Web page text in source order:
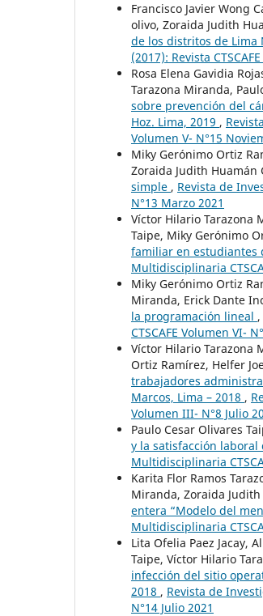
Francisco Javier Wong
olivo, Zoraida Judith
de los distritos de Lima
(2017): Revista
Rosa Elena Gavidia
Tarazona Miranda,
sobre prevención del
Hoz. Lima, 2019 ,
Volumen V- N°15
Miky Gerónimo Ortiz
Zoraida Judith Huamán
simple , Revista de
N°13 Marzo 2021
Víctor Hilario Tarazona
Taipe, Miky Gerónimo
familiar en estudiantes
Multidisciplinaria
Miky Gerónimo Ortiz
Miranda, Erick Dante
la programación lineal ,
CTSCAFE Volumen VI-
Víctor Hilario Tarazona
Ortiz Ramírez, Helfer
trabajadores
Marcos, Lima – 2018 ,
Volumen III- N°8 Julio
Paulo Cesar Olivares
y la satisfacción laboral
Multidisciplinaria
Karita Flor Ramos
Miranda, Zoraida
entera “Modelo del
Multidisciplinaria
Lita Ofelia Paez Jacay,
Taipe, Víctor Hilario
infección del sitio
2018 , Revista de
N°14 Julio 2021